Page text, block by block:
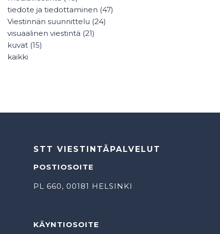
tiedote ja tiedottaminen (47)
Viestinnän suunnittelu (24)
visuaalinen viestintä (21)
kuvat (15)
kaikki
STT VIESTINTÄPALVELUT
POSTIOSOITE
PL 660, 00181 HELSINKI
KÄYNTIOSOITE